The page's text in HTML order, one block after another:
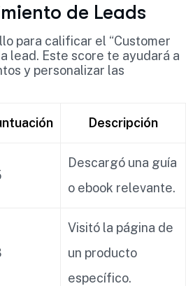
de Leads
para calificar el “Customer
lead. Este score te ayudará a
y personalizar las
Descripción
Descargó una guía
o ebook relevante.
Visitó la página de
un producto
específico.